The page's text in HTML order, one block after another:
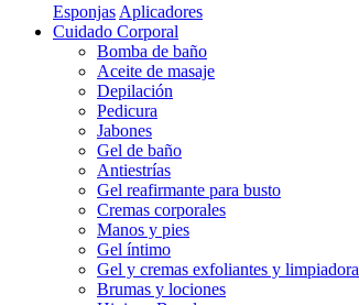
Esponjas Aplicadores
Cuidado Corporal
Bomba de baño
Aceite de masaje
Depilación
Pedicura
Jabones
Gel de baño
Antiestrías
Gel reafirmante para busto
Cremas corporales
Manos y pies
Gel íntimo
Gel y cremas exfoliantes y limpiadora
Brumas y lociones